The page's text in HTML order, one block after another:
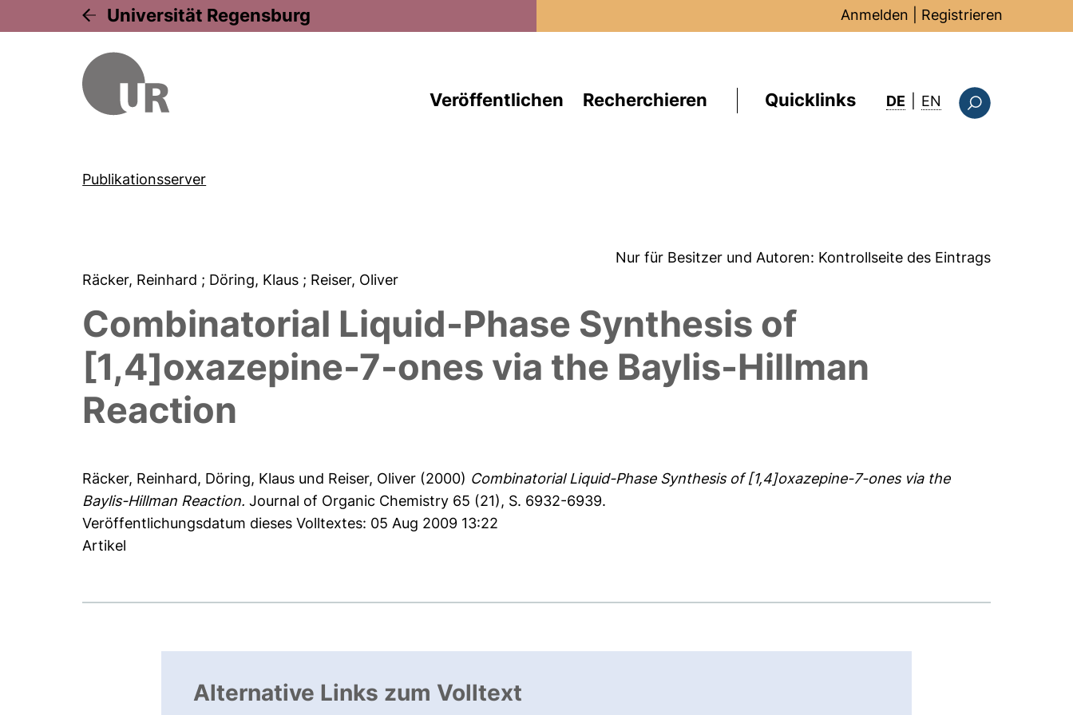
Universität Regensburg Anmelden Registrieren
Veröffentlichen Recherchieren Quicklinks DE EN : this page in
Publikationsserver
Nur für Besitzer und Autoren: Kontrollseite des Eintrags
Räcker, Reinhard ; Döring, Klaus ; Reiser, Oliver
Combinatorial Liquid-Phase Synthesis of
[1,4]oxazepine-7-ones via the Baylis-Hillman
Reaction
Räcker, Reinhard, Döring, Klaus und Reiser, Oliver (2000) Combinatorial Liquid-Phase Synthesis of [1,4]oxazepine-7-ones via the
Baylis-Hillman Reaction. Journal of Organic Chemistry 65 (21), S. 6932-6939.
Veröffentlichungsdatum dieses Volltextes: 05 Aug 2009 13:22
Artikel
Alternative Links zum Volltext